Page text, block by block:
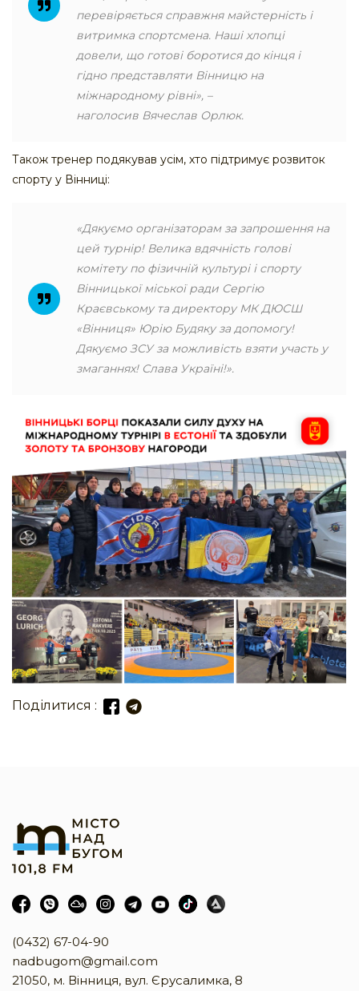
перевіряється справжня майстерність і
витримка спортсмена. Наші хлопці
довели, що готові боротися до кінця і
гідно представляти Вінницю на
міжнародному рівні», –
наголосив Вячеслав Орлюк.
Також тренер подякував усім, хто підтримує розвиток
спорту у Вінниці:
«Дякуємо організаторам за запрошення на
цей турнір! Велика вдячність голові
комітету по фізичній культурі і спорту
Вінницької міської ради Сергію
Краєвському та директору МК ДЮСШ
«Вінниця» Юрію Будяку за допомогу!
Дякуємо ЗСУ за можливість взяти участь у
змаганнях! Слава Україні!».
Поділитися :
(0432) 67-04-90
nadbugom@gmail.com
21050, м. Вінниця, вул. Єрусалимка, 8